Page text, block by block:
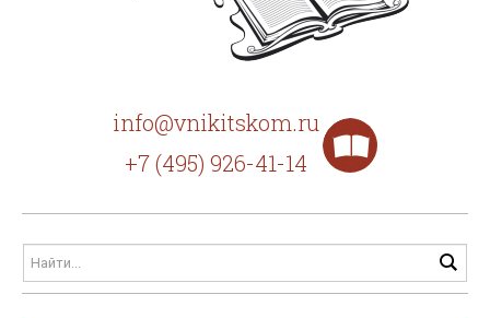
info@vnikitskom.ru
+7 (495) 926-41-14